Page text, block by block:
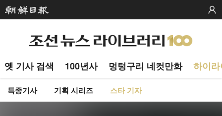
옛 기사 검색 100년사 멍텅구리 네컷만화 하이
특종기사 기획 시리즈 스타 기자